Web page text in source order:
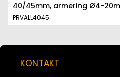
40/45mm, armering Ø4-
PRVALL4045
Afstandsholder Valv
50/55mm, armering Ø4-
KONTAKT